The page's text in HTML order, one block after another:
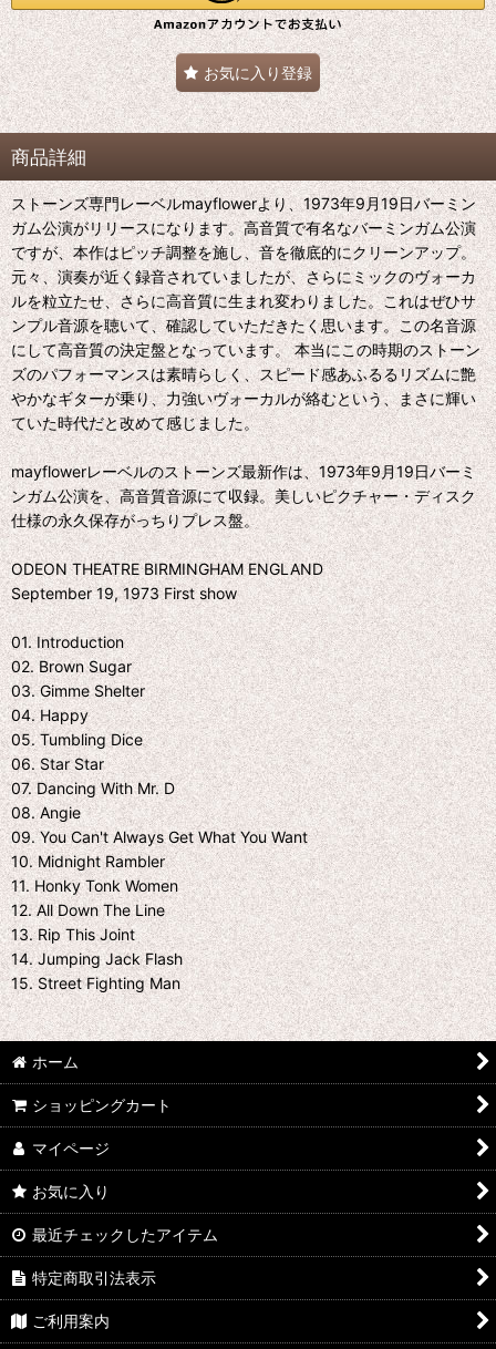
お気に入り登録
商品詳細
ストーンズ専門レーベルmayflowerより、1973年9月19日バーミン
ガム公演がリリースになります。高音質で有名なバーミンガム公演
ですが、本作はピッチ調整を施し、音を徹底的にクリーンアップ。
元々、演奏が近く録音されていましたが、さらにミックのヴォーカ
ルを粒立たせ、さらに高音質に生まれ変わりました。これはぜひサ
ンプル音源を聴いて、確認していただきたく思います。この名音源
にして高音質の決定盤となっています。 本当にこの時期のストーン
ズのパフォーマンスは素晴らしく、スピード感あふるるリズムに艶
やかなギターが乗り、力強いヴォーカルが絡むという、まさに輝い
ていた時代だと改めて感じました。
mayflowerレーベルのストーンズ最新作は、1973年9月19日バーミ
ンガム公演を、高音質音源にて収録。美しいピクチャー・ディスク
仕様の永久保存がっちりプレス盤。
ODEON THEATRE BIRMINGHAM ENGLAND
September 19, 1973 First show
01. Introduction
02. Brown Sugar
03. Gimme Shelter
04. Happy
05. Tumbling Dice
06. Star Star
07. Dancing With Mr. D
08. Angie
09. You Can't Always Get What You Want
10. Midnight Rambler
11. Honky Tonk Women
12. All Down The Line
13. Rip This Joint
14. Jumping Jack Flash
15. Street Fighting Man
ホーム
ショッピングカート
マイページ
お気に入り
最近チェックしたアイテム
特定商取引法表示
ご利用案内